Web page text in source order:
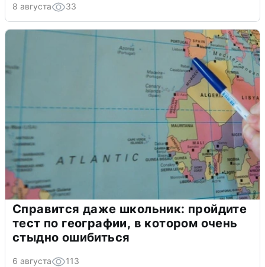
8 августа 33
Справится даже школьник: пройдите
тест по географии, в котором очень
стыдно ошибиться
6 августа 113